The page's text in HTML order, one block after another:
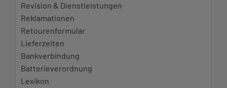
Revision & Dienstleistungen
Reklamationen
Retourenformular
Lieferzeiten
Bankverbindung
Batterieverordnung
Lexikon